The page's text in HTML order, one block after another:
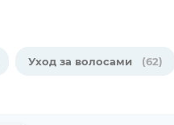
Уход за волосами (62)